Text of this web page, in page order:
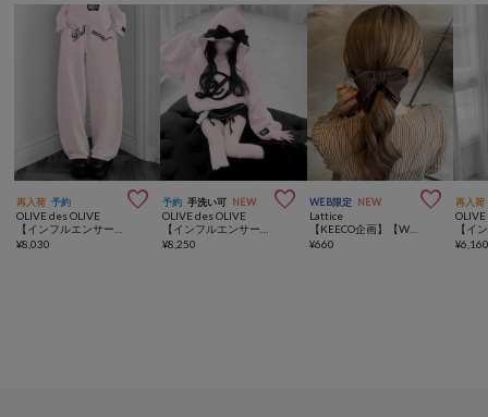
再入荷 予約 
OLIVE des OLIVE
¥8,030
予約 手洗い可 NEW 
OLIVE des OLIVE
¥8,250
WEB限定 NEW 
Lattice
【KEECO企画】【WEB限定/人気の為再入荷】パイピングリボンバナナクリップ
¥660
再入荷
¥